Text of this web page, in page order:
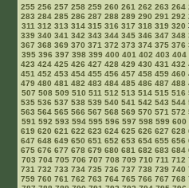
255 256 257 258 259 260 261 262 263 264
283 284 285 286 287 288 289 290 291 292
311 312 313 314 315 316 317 318 319 320
339 340 341 342 343 344 345 346 347 348
367 368 369 370 371 372 373 374 375 376
395 396 397 398 399 400 401 402 403 404
423 424 425 426 427 428 429 430 431 432
451 452 453 454 455 456 457 458 459 460
479 480 481 482 483 484 485 486 487 488
507 508 509 510 511 512 513 514 515 516
535 536 537 538 539 540 541 542 543 544
563 564 565 566 567 568 569 570 571 572
591 592 593 594 595 596 597 598 599 600
619 620 621 622 623 624 625 626 627 628
647 648 649 650 651 652 653 654 655 656
675 676 677 678 679 680 681 682 683 684
703 704 705 706 707 708 709 710 711 712
731 732 733 734 735 736 737 738 739 740
759 760 761 762 763 764 765 766 767 768